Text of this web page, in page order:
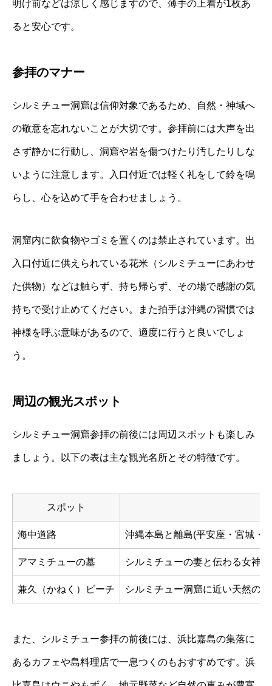
明け前などは涼しく感じますので、薄手の上着が1枚あ
ると安心です。
参拝のマナー
シルミチュー洞窟は信仰対象であるため、自然・神域へ
の敬意を忘れないことが大切です。参拝前には大声を出
さず静かに行動し、洞窟や岩を傷つけたり汚したりしな
いように注意します。入口付近では軽く礼をして鈴を鳴
らし、心を込めて手を合わせましょう。
洞窟内に飲食物やゴミを置くのは禁止されています。出
入口付近に供えられている花米（シルミチューにあわせ
た供物）などは触らず、持ち帰らず、その場で感謝の気
持ちで受け止めてください。また拍手は沖縄の習慣では
神様を呼ぶ意味があるので、適度に行うと良いでしょ
う。
周辺の観光スポット
シルミチュー洞窟参拝の前後には周辺スポットも楽しみ
ましょう。以下の表は主な観光名所とその特徴です。
スポット
海中道路 沖縄本島と離島(平安座・宮城・
アマミチューの墓 シルミチューの妻と伝わる女神
兼久（かねく）ビーチ シルミチュー洞窟に近い天然の
また、シルミチュー参拝の前後には、浜比嘉島の集落に
あるカフェや島料理店で一息つくのもおすすめです。浜